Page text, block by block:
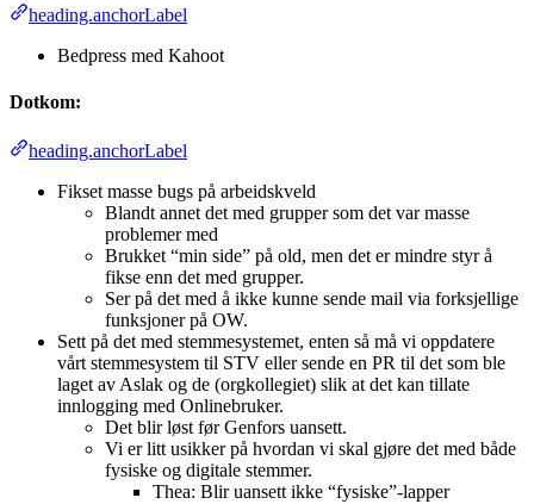
heading.anchorLabel
Bedpress med Kahoot
Dotkom:
heading.anchorLabel
Fikset masse bugs på arbeidskveld
Blandt annet det med grupper som det var masse
problemer med
Brukket “min side” på old, men det er mindre styr å
fikse enn det med grupper.
Ser på det med å ikke kunne sende mail via forksjellige
funksjoner på OW.
Sett på det med stemmesystemet, enten så må vi oppdatere
vårt stemmesystem til STV eller sende en PR til det som ble
laget av Aslak og de (orgkollegiet) slik at det kan tillate
innlogging med Onlinebruker.
Det blir løst før Genfors uansett.
Vi er litt usikker på hvordan vi skal gjøre det med både
fysiske og digitale stemmer.
Thea: Blir uansett ikke “fysiske”-lapper